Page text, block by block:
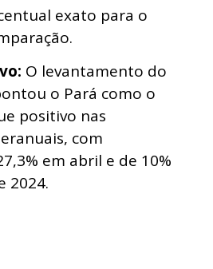
exato para o
O levantamento do
o Pará como o
positivo nas
com
em abril e de 10%
2024.